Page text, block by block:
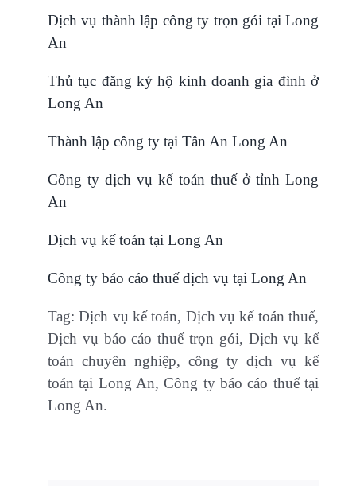
Dịch vụ thành lập công ty trọn gói tại Long
An
Thủ tục đăng ký hộ kinh doanh gia đình ở
Long An
Thành lập công ty tại Tân An Long An
Công ty dịch vụ kế toán thuế ở tỉnh Long
An
Dịch vụ kế toán tại Long An
Công ty báo cáo thuế dịch vụ tại Long An
Tag: Dịch vụ kế toán, Dịch vụ kế toán thuế,
Dịch vụ báo cáo thuế trọn gói, Dịch vụ kế
toán chuyên nghiệp, công ty dịch vụ kế
toán tại Long An, Công ty báo cáo thuế tại
Long An.